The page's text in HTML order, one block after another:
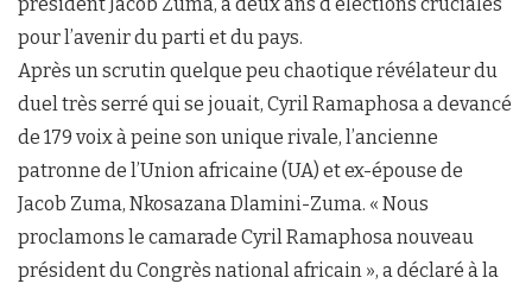
pour l’avenir du parti et du pays.
Après un scrutin quelque peu chaotique révélateur du
duel très serré qui se jouait, Cyril Ramaphosa a devancé
de 179 voix à peine son unique rivale, l’ancienne
patronne de l’Union africaine (UA) et ex-épouse de
Jacob Zuma, Nkosazana Dlamini-Zuma. « Nous
proclamons le camarade Cyril Ramaphosa nouveau
président du Congrès national africain », a déclaré à la